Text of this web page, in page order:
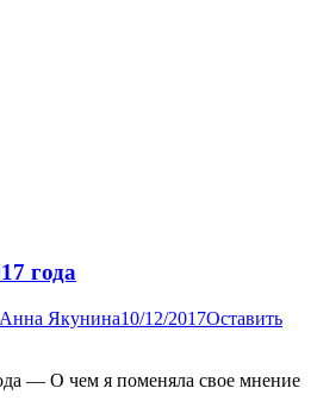
года
Анна Якунина10/12/2017Оставить
— О чем я поменяла свое мнение